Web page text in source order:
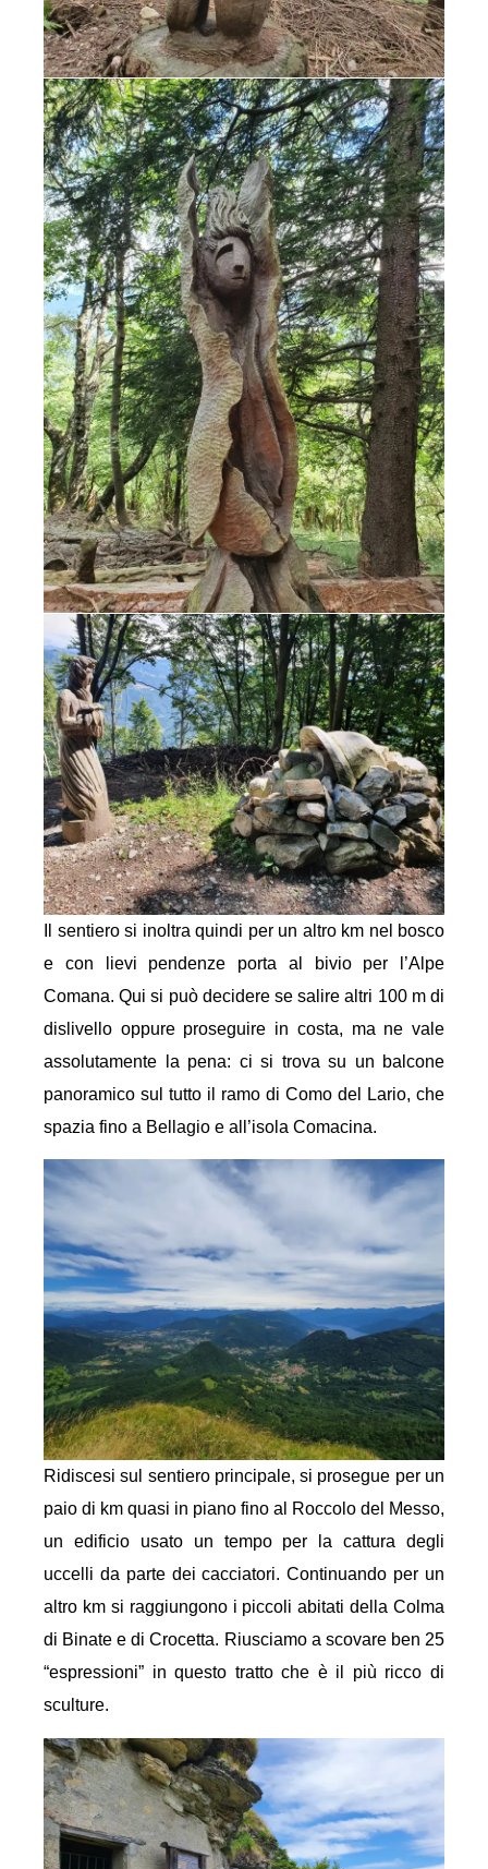
Il sentiero si inoltra quindi per un altro km nel bosco
e con lievi pendenze porta al bivio per l’Alpe
Comana. Qui si può decidere se salire altri 100 m di
dislivello oppure proseguire in costa, ma ne vale
assolutamente la pena: ci si trova su un balcone
panoramico sul tutto il ramo di Como del Lario, che
spazia fino a Bellagio e all’isola Comacina.
Ridiscesi sul sentiero principale, si prosegue per un
paio di km quasi in piano fino al Roccolo del Messo,
un edificio usato un tempo per la cattura degli
uccelli da parte dei cacciatori. Continuando per un
altro km si raggiungono i piccoli abitati della Colma
di Binate e di Crocetta. Riusciamo a scovare ben 25
“espressioni” in questo tratto che è il più ricco di
sculture.